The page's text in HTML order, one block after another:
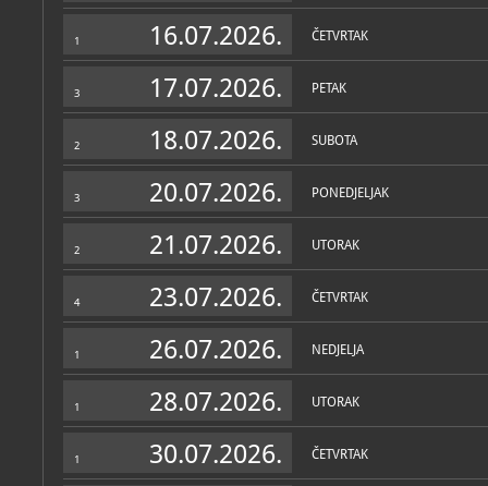
1 16.07.2026. ČETVRTAK
3 17.07.2026. PETAK
2 18.07.2026. SUBOTA
3 20.07.2026. PONEDJELJAK
2 21.07.2026. UTORAK
4 23.07.2026. ČETVRTAK
1 26.07.2026. NEDJELJA
1 28.07.2026. UTORAK
1 30.07.2026. ČETVRTAK